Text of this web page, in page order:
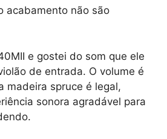
acabamento não são
e gostei do som que ele
de entrada. O volume é
madeira spruce é legal,
sonora agradável para